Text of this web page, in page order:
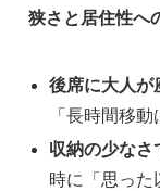
狭さと居住性へ
後席に大人が
「長時間移
収納の少なさ
時に「思った